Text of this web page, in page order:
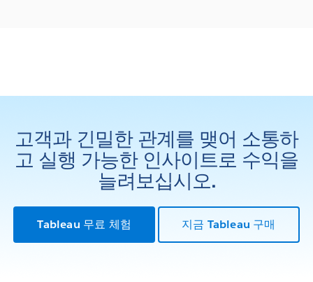
고객과 긴밀한 관계를 맺어 소통하
고 실행 가능한 인사이트로 수익을
늘려보십시오.
Tableau 무료 체험 지금 Tableau 구매